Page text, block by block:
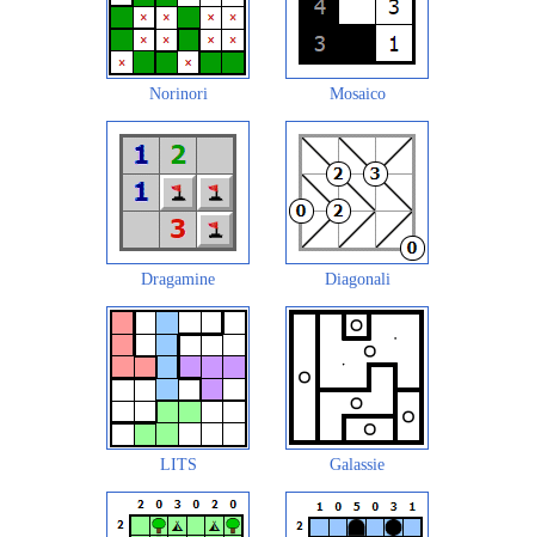
Norinori Mosaico
Dragamine Diagonali
LITS Galassie